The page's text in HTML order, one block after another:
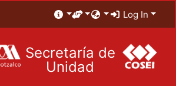
Log In
Secretaría de
Unidad